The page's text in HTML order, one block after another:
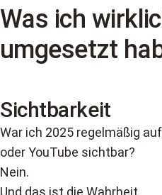
Was ich
umgesetzt
Sichtbarkeit
War ich 2025 regelmäßig
oder YouTube sichtbar?
Nein.
Und das ist die Wahrheit.